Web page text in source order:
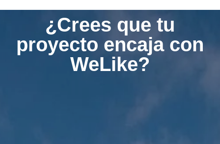
¿Crees que tu
proyecto encaja con
WeLike?